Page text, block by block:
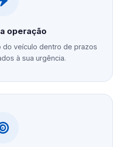
operação
do veículo dentro de prazos
à sua urgência.